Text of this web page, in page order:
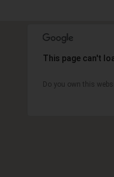
This page can't
Do you own this